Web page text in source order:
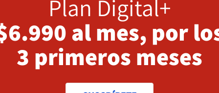
Plan Digital+
al mes, por
3 primeros meses